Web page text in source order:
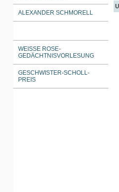
ALEXANDER SCHMORELL
WEISSE ROSE-G
EDÄCHTNISVORLESUNG
GESCHWISTER-SCHOLL-
PREIS